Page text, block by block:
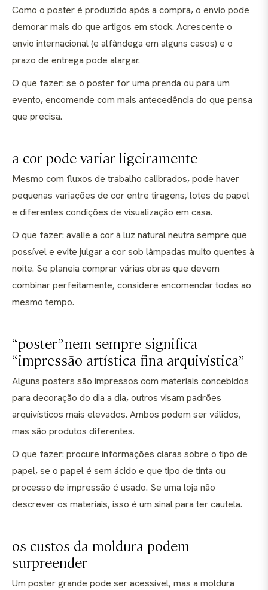
Como o poster é produzido após a compra, o envio pode
demorar mais do que artigos em stock. Acrescente o
envio internacional (e alfândega em alguns casos) e o
prazo de entrega pode alargar.
O que fazer: se o poster for uma prenda ou para um
evento, encomende com mais antecedência do que pensa
que precisa.
a cor pode variar ligeiramente
Mesmo com fluxos de trabalho calibrados, pode haver
pequenas variações de cor entre tiragens, lotes de papel
e diferentes condições de visualização em casa.
O que fazer: avalie a cor à luz natural neutra sempre que
possível e evite julgar a cor sob lâmpadas muito quentes à
noite. Se planeia comprar várias obras que devem
combinar perfeitamente, considere encomendar todas ao
mesmo tempo.
“poster” nem sempre significa
“impressão artística fina arquivística”
Alguns posters são impressos com materiais concebidos
para decoração do dia a dia, outros visam padrões
arquivísticos mais elevados. Ambos podem ser válidos,
mas são produtos diferentes.
O que fazer: procure informações claras sobre o tipo de
papel, se o papel é sem ácido e que tipo de tinta ou
processo de impressão é usado. Se uma loja não
descrever os materiais, isso é um sinal para ter cautela.
os custos da moldura podem
surpreender
Um poster grande pode ser acessível, mas a moldura